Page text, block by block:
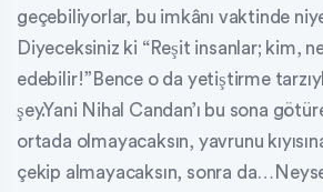
geçebiliyorlar, bu imkânı vaktinde
Diyeceksiniz ki “Reşit insanlar; kim,
edebilir!”Bence o da yetiştirme
şey.Yani Nihal Candan’ı bu sona
ortada olmayacaksın, yavrunu
çekip almayacaksın, sonra